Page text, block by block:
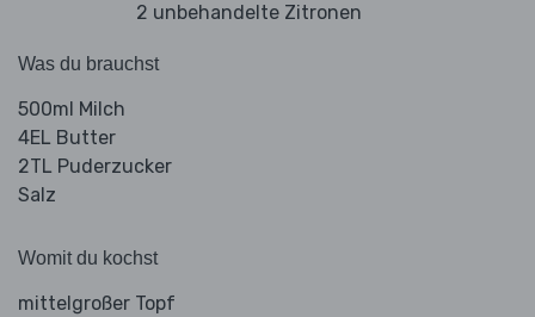
2 unbehandelte Zitronen
Was du brauchst
500ml Milch
4EL Butter
2TL Puderzucker
Salz
Womit du kochst
mittelgroßer Topf